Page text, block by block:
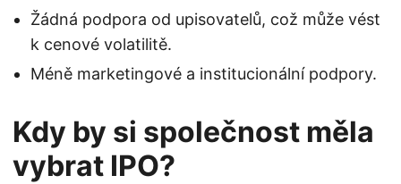
Žádná podpora od upisovatelů, což může vést
k cenové volatilitě.
Méně marketingové a institucionální podpory.
Kdy by si společnost měla
vybrat IPO?